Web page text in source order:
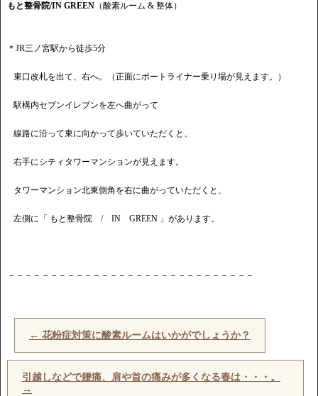
もと整骨院/IN GREEN （酸素ルーム & 整体）
＊JR三ノ宮駅から徒歩5分
東口改札を出て、右へ。（正面にポートライナー乗り場が見えます。）
駅構内セブンイレブンを左へ曲がって
線路に沿って東に向かって歩いていただくと、
右手にシティタワーマンションが見えます。
タワーマンション北東側角を右に曲がっていただくと、
左側に「 もと整骨院 / IN GREEN 」があります。
－－－－－－－－－－－－－－－－－－－－－－－－－－－－－
← 花粉症対策に酸素ルームはいかがでしょうか？
引越しなどで腰痛、肩や首の痛みが多くなる春は・・・。
→